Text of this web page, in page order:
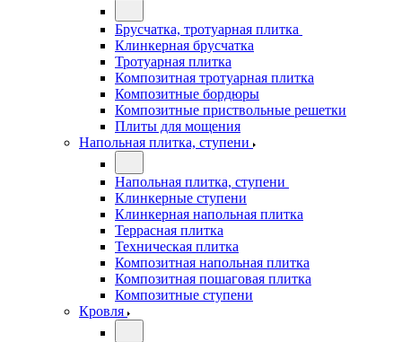
Брусчатка, тротуарная плитка
Клинкерная брусчатка
Тротуарная плитка
Композитная тротуарная плитка
Композитные бордюры
Композитные приствольные решетки
Плиты для мощения
Напольная плитка, ступени
Напольная плитка, ступени
Клинкерные ступени
Клинкерная напольная плитка
Террасная плитка
Техническая плитка
Композитная напольная плитка
Композитная пошаговая плитка
Композитные ступени
Кровля